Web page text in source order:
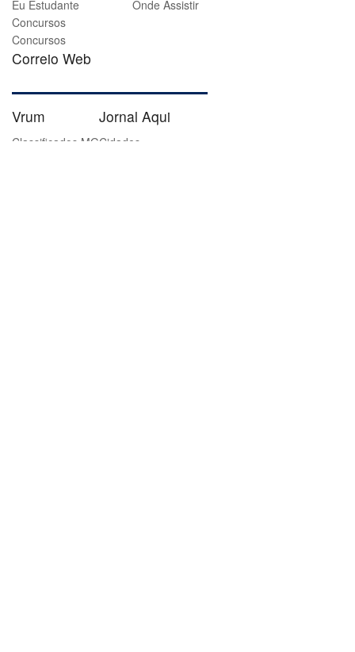
Eu Estudante
Concursos
Concursos
Correio Web
Onde Assistir
Vrum
Classificados MG
Jornal Aqui
Cidades